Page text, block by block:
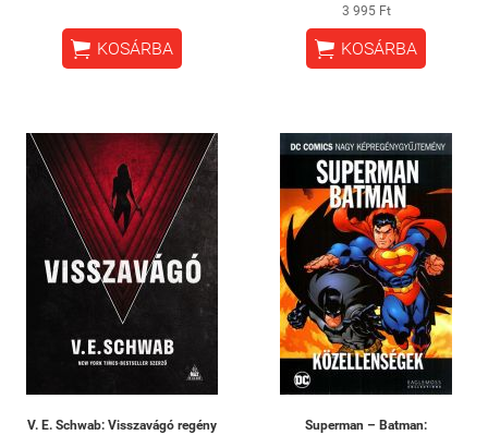
 KOSÁRBA
3 995 Ft
 KOSÁRBA
V. E. Schwab: Visszavágó regény
Superman – Batman: